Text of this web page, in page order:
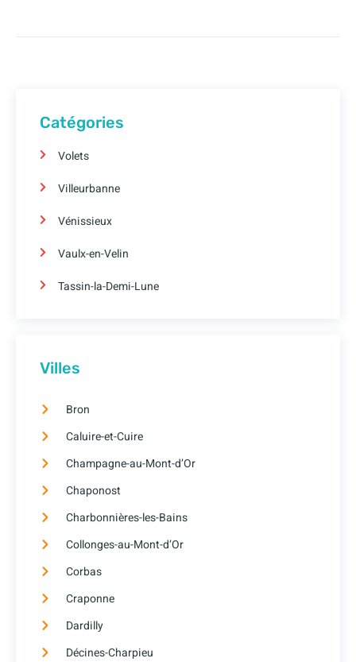
Catégories
Volets
Villeurbanne
Vénissieux
Vaulx-en-Velin
Tassin-la-Demi-Lune
Villes
Bron
Caluire-et-Cuire
Champagne-au-Mont-d’Or
Chaponost
Charbonnières-les-Bains
Collonges-au-Mont-d’Or
Corbas
Craponne
Dardilly
Décines-Charpieu